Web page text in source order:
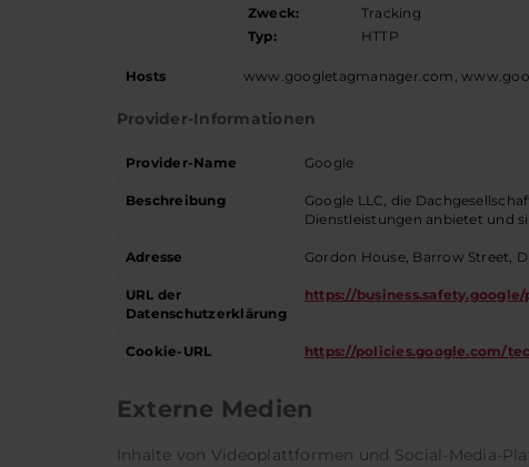
Zweck:
Tracking
Typ:
HTTP
Hosts www.googletagmanager.com,
Provider-Informationen
Provider-Name Google
Beschreibung
Google LLC, die
Dienstleistungen anbietet und
Adresse Gordon House, Barrow Street,
URL der
Datenschutzerklärung
https://
Cookie-URL https://policies.google.com/
Externe Medien
Inhalte von Videoplattformen und Social-Media-